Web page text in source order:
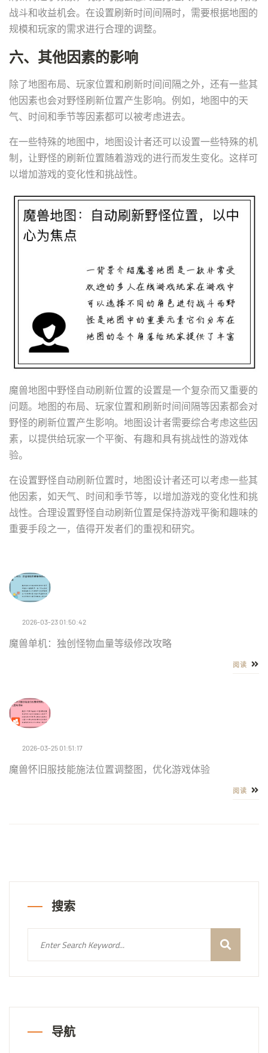
战斗和收益机会。在设置刷新时间间隔时，需要根据地图的
规模和玩家的需求进行合理的调整。
六、其他因素的影响
除了地图布局、玩家位置和刷新时间间隔之外，还有一些其
他因素也会对野怪刷新位置产生影响。例如，地图中的天
气、时间和季节等因素都可以被考虑进去。
在一些特殊的地图中，地图设计者还可以设置一些特殊的机
制，让野怪的刷新位置随着游戏的进行而发生变化。这样可
以增加游戏的变化性和挑战性。
魔兽地图中野怪自动刷新位置的设置是一个复杂而又重要的
问题。地图的布局、玩家位置和刷新时间间隔等因素都会对
野怪的刷新位置产生影响。地图设计者需要综合考虑这些因
素，以提供给玩家一个平衡、有趣和具有挑战性的游戏体
验。
在设置野怪自动刷新位置时，地图设计者还可以考虑一些其
他因素，如天气、时间和季节等，以增加游戏的变化性和挑
战性。合理设置野怪自动刷新位置是保持游戏平衡和趣味的
重要手段之一，值得开发者们的重视和研究。
2026-03-23 01:50:42
魔兽单机：独创怪物血量等级修改攻略
阅读
2026-03-25 01:51:17
魔兽怀旧服技能施法位置调整图，优化游戏体验
阅读
搜索
导航